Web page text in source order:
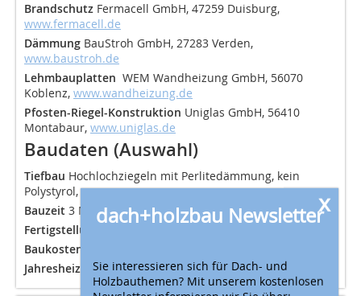
Brandschutz Fermacell GmbH, 47259 Duisburg,
www.fermacell.de
Dämmung BauStroh GmbH, 27283 Verden,
www.baustroh.de
Lehmbauplatten WEM Wandheizung GmbH, 56070
Koblenz, www.wandheizung.de
Pfosten-Riegel-Konstruktion Uniglas GmbH, 56410
Montabaur, www.uniglas.de
Baudaten (Auswahl)
Tiefbau Hochlochziegeln mit Perlitedämmung, kein
Polystyrol,
Bauzeit 3 Monate (Keller), 10 Wochen (Holzbau)
Fertigstellung
Baukosten brutto
Jahresheizwärmebedarf8 kWh/m2
x
dach+holzbau Newsletter
Sie interessieren sich für Dach- und
Holzbauthemen? Mit unserem kostenlosen